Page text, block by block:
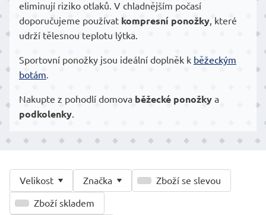
eliminují riziko otlaků. V chladnějším počasí
doporučujeme používat kompresní ponožky, které
udrží tělesnou teplotu lýtka.
Sportovní ponožky jsou ideální doplněk k běžeckým
botám.
Nakupte z pohodlí domova běžecké ponožky a
podkolenky.
Velikost Značka Zboží se slevou
Zboží skladem